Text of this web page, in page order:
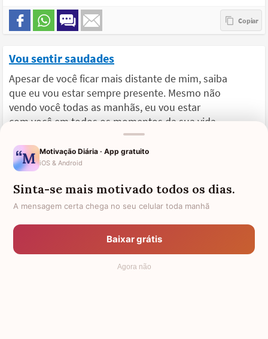
Vou sentir saudades
Apesar de você ficar mais distante de mim, saiba
que eu vou estar sempre presente. Mesmo não
vendo você todas as manhãs, eu vou estar
com você em todos os momentos da sua vida.
Amiga, eu sei que esta despedida é triste,
mas saiba que do jeito que você é, você vai
nada é por acaso, se você saiu, é porque
Deus preparou um emprego melhor para você.
Desejo-lhe boa sorte, amiga, que Deus tenha
preparado um emprego maravilhoso para você,
pois você merece isso e muito mais!
Motivação Diária · App gratuito
iOS & Android
Sinta-se mais motivado todos os dias.
A mensagem certa chega no seu celular toda manhã
Baixar grátis
Agora não